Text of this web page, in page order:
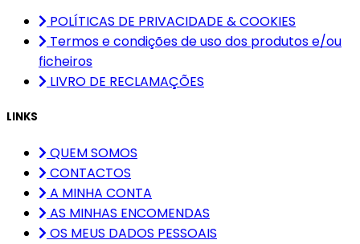
POLÍTICAS DE PRIVACIDADE & COOKIES
Termos e condições de uso dos produtos e/ou
ficheiros
LIVRO DE RECLAMAÇÕES
LINKS
QUEM SOMOS
CONTACTOS
A MINHA CONTA
AS MINHAS ENCOMENDAS
OS MEUS DADOS PESSOAIS